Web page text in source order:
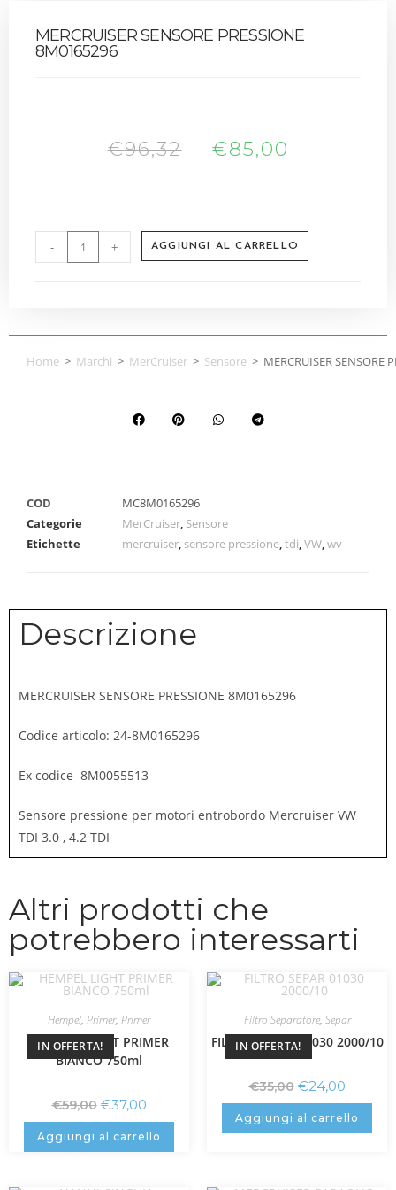
MERCRUISER SENSORE PRESSIONE
8M0165296
€96,32 €85,00
- + AGGIUNGI AL CARRELLO
Home > Marchi > MerCruiser > Sensore > MERCRUISER SENSORE
COD
MC8M0165296
Categorie
MerCruiser, Sensore
Etichette
mercruiser, sensore pressione,tdi,VW,wv
Descrizione
MERCRUISER SENSORE PRESSIONE 8M0165296
Codice articolo: 24-8M0165296
Ex codice 8M0055513
Sensore pressione per motori entrobordo Mercruiser VW
TDI 3.0 , 4.2 TDI
Altri prodotti che
potrebbero interessarti
IN OFFERTA!
Hempel, Primer, Primer
HEMPEL LIGHT PRIMER
BIANCO 750ml
€59,00 €37,00
Aggiungi al carrello
IN OFFERTA!
Filtro Separatore, Separ
FILTRO SEPAR 01030 2000/10
€35,00 €24,00
Aggiungi al carrello